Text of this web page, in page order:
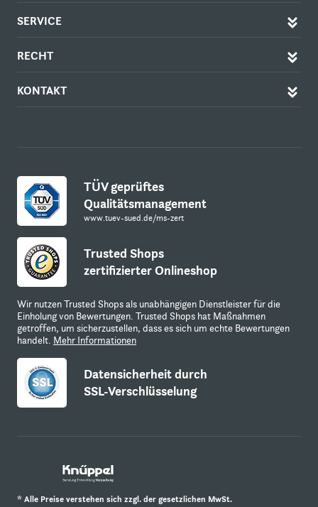
SERVICE
RECHT
KONTAKT
TÜV geprüftes
Qualitätsmanagement
www.tuev-sued.de/ms-zert
Trusted Shops
zertifizierter Onlineshop
Wir nutzen Trusted Shops als unabhängigen Dienstleister für die
Einholung von Bewertungen. Trusted Shops hat Maßnahmen
getroffen, um sicherzustellen, dass es sich um echte Bewertungen
handelt. Mehr Informationen
Datensicherheit durch
SSL-Verschlüsselung
* Alle Preise verstehen sich zzgl. der gesetzlichen MwSt.